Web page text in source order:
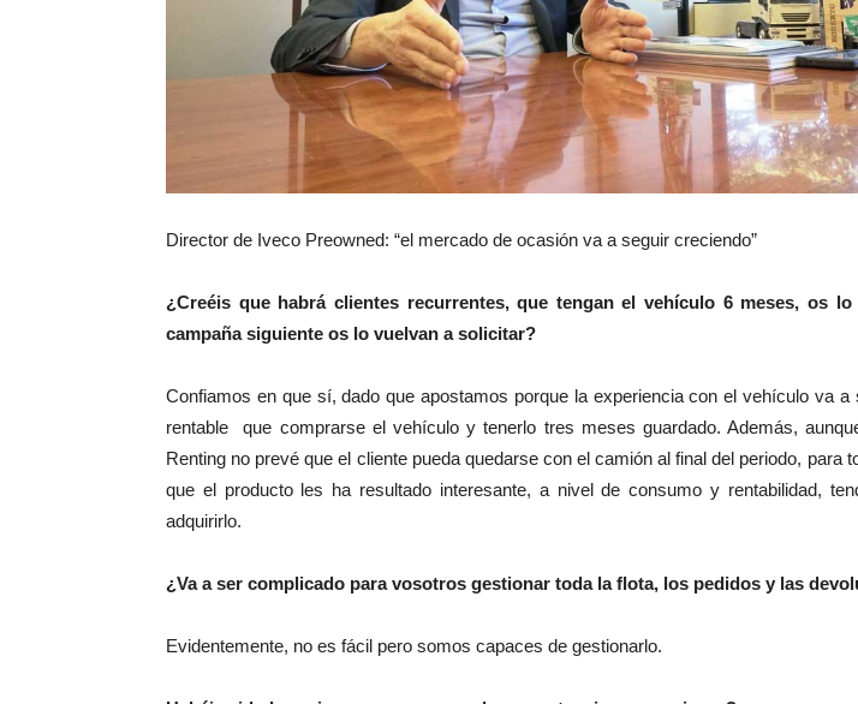
Director de Iveco Preowned: “el mercado de ocasión va a seguir creciendo”
¿Creéis que habrá clientes recurrentes, que tengan el vehículo 6 meses, os
campaña siguiente os lo vuelvan a solicitar?
Confiamos en que sí, dado que apostamos porque la experiencia con el vehículo va
rentable que comprarse el vehículo y tenerlo tres meses guardado. Además,
Renting no prevé que el cliente pueda quedarse con el camión al final del periodo, para
que el producto les ha resultado interesante, a nivel de consumo y rentabilidad,
adquirirlo.
¿Va a ser complicado para vosotros gestionar toda la flota, los pedidos y las
Evidentemente, no es fácil pero somos capaces de gestionarlo.